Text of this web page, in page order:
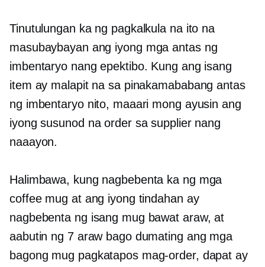
Tinutulungan ka ng pagkalkula na ito na
masubaybayan ang iyong mga antas ng
imbentaryo nang epektibo. Kung ang isang
item ay malapit na sa pinakamababang antas
ng imbentaryo nito, maaari mong ayusin ang
iyong susunod na order sa supplier nang
naaayon.
Halimbawa, kung nagbebenta ka ng mga
coffee mug at ang iyong tindahan ay
nagbebenta ng isang mug bawat araw, at
aabutin ng 7 araw bago dumating ang mga
bagong mug pagkatapos mag-order, dapat ay